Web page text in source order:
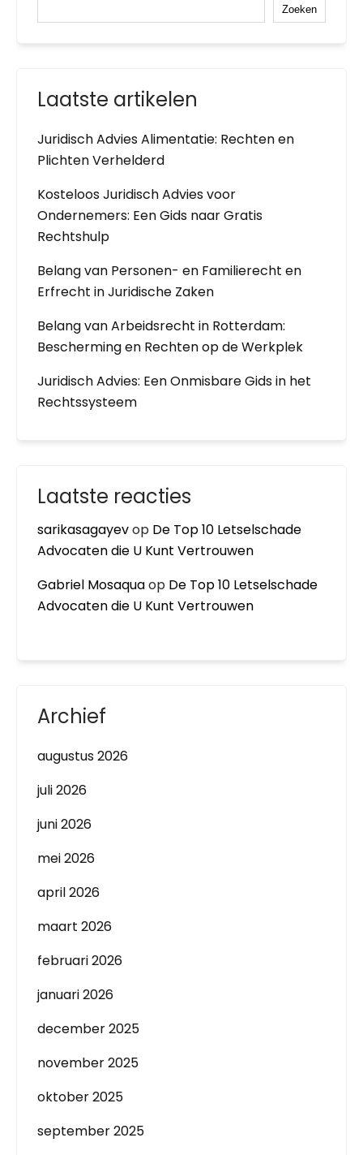
Zoeken
Laatste artikelen
Juridisch Advies Alimentatie: Rechten en
Plichten Verhelderd
Kosteloos Juridisch Advies voor
Ondernemers: Een Gids naar Gratis
Rechtshulp
Belang van Personen- en Familierecht en
Erfrecht in Juridische Zaken
Belang van Arbeidsrecht in Rotterdam:
Bescherming en Rechten op de Werkplek
Juridisch Advies: Een Onmisbare Gids in het
Rechtssysteem
Laatste reacties
sarikasagayevop De Top 10 Letselschade
Advocaten die U Kunt Vertrouwen
Gabriel Mosaquaop De Top 10 Letselschade
Advocaten die U Kunt Vertrouwen
Archief
augustus 2026
juli 2026
juni 2026
mei 2026
april 2026
maart 2026
februari 2026
januari 2026
december 2025
november 2025
oktober 2025
september 2025